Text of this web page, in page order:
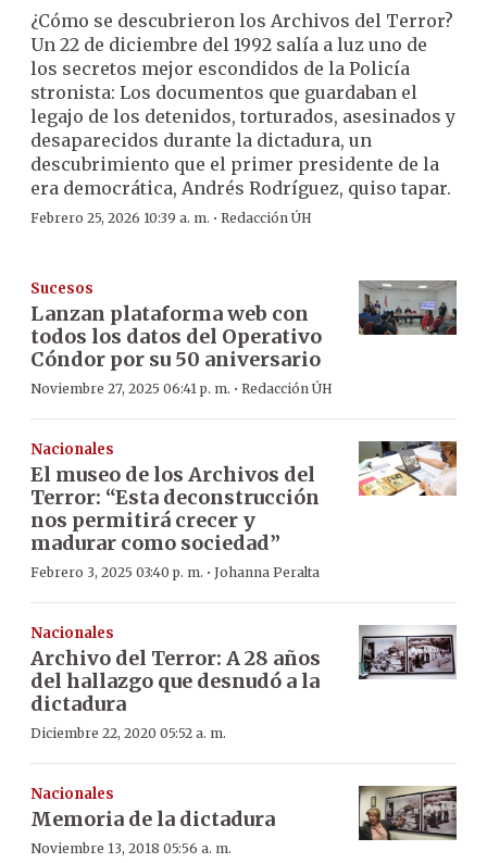
¿Cómo se descubrieron los Archivos del Terror?
Un 22 de diciembre del 1992 salía a luz uno de
los secretos mejor escondidos de la Policía
stronista: Los documentos que guardaban el
legajo de los detenidos, torturados, asesinados y
desaparecidos durante la dictadura, un
descubrimiento que el primer presidente de la
era democrática, Andrés Rodríguez, quiso tapar.
Febrero 25, 2026 10:39 a. m. · Redacción ÚH
Sucesos
Lanzan plataforma web con
todos los datos del Operativo
Cóndor por su 50 aniversario
Noviembre 27, 2025 06:41 p. m. · Redacción ÚH
Nacionales
El museo de los Archivos del
Terror: “Esta deconstrucción
nos permitirá crecer y
madurar como sociedad”
Febrero 3, 2025 03:40 p. m. · Johanna Peralta
Nacionales
Archivo del Terror: A 28 años
del hallazgo que desnudó a la
dictadura
Diciembre 22, 2020 05:52 a. m.
Nacionales
Memoria de la dictadura
Noviembre 13, 2018 05:56 a. m.